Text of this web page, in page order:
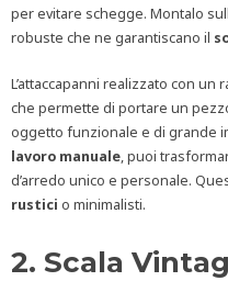
per evitare schegge. Montalo
robuste che ne garantiscano il
L’attaccapanni realizzato con
che permette di portare un
oggetto funzionale e di grande
lavoro manuale, puoi
d’arredo unico e personale.
rustici o minimalisti.
2. Scala